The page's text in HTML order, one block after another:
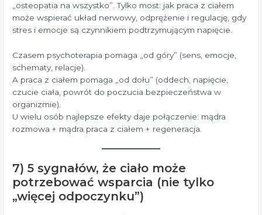
„osteopatia na wszystko”. Tylko most: jak praca z ciałem
może wspierać układ nerwowy, odprężenie i regulację, gdy
stres i emocje są czynnikiem podtrzymującym napięcie.
Czasem psychoterapia pomaga „od góry” (sens, emocje,
schematy, relacje).
A praca z ciałem pomaga „od dołu” (oddech, napięcie,
czucie ciała, powrót do poczucia bezpieczeństwa w
organizmie).
U wielu osób najlepsze efekty daje połączenie: mądra
rozmowa + mądra praca z ciałem + regeneracja.
7) 5 sygnałów, że ciało może
potrzebować wsparcia (nie tylko
„więcej odpoczynku”)